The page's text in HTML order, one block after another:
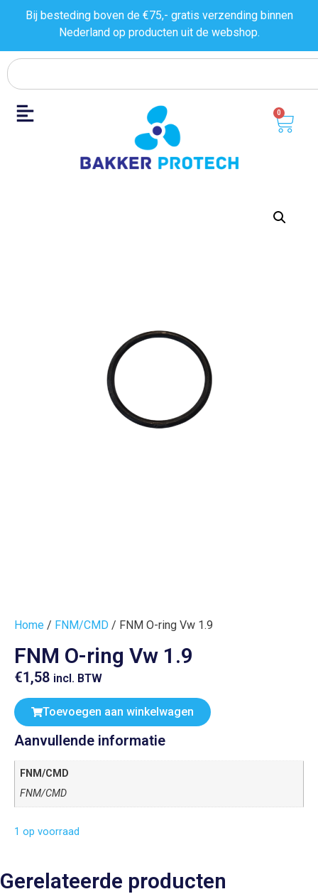
Bij besteding boven de €75,- gratis verzending binnen
Nederland op producten uit de webshop.
0
Home / FNM/CMD / FNM O-ring Vw 1.9
FNM O-ring Vw 1.9
€1,58 incl. BTW
Toevoegen aan winkelwagen
Aanvullende informatie
FNM/CMD
FNM/CMD
1 op voorraad
Gerelateerde producten